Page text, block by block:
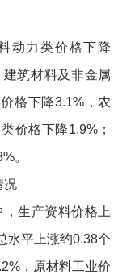
动力类价格下降
建筑材料及非金属
格下降3.1%，农
类价格下降1.9% ；
。
况
生产资料价格上
水平上涨约0.38个
，原材料工业价